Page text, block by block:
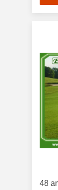
48